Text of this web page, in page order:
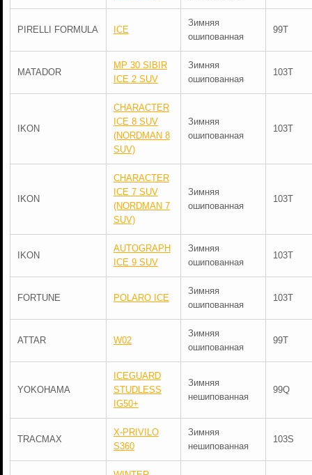
PIRELLI FORMULA ICE
Зимняя
ошипованная
99T
MATADOR
MP 30 SIBIR
ICE 2 SUV
Зимняя
ошипованная
103T
IKON
CHARACTER
ICE 8 SUV
(NORDMAN 8
SUV)
Зимняя
ошипованная
103T
IKON
CHARACTER
ICE 7 SUV
(NORDMAN 7
SUV)
Зимняя
ошипованная
103T
IKON
AUTOGRAPH
ICE 9 SUV
Зимняя
ошипованная
103T
FORTUNE POLARO ICE
Зимняя
ошипованная
103T
ATTAR W02
Зимняя
ошипованная
99T
YOKOHAMA
ICEGUARD
STUDLESS
IG50+
Зимняя
нешипованная
99Q
TRACMAX
X-PRIVILO
S360
Зимняя
нешипованная
103S